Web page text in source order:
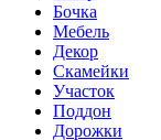
Бочка
Мебель
Декор
Скамейки
Участок
Поддон
Дорожки